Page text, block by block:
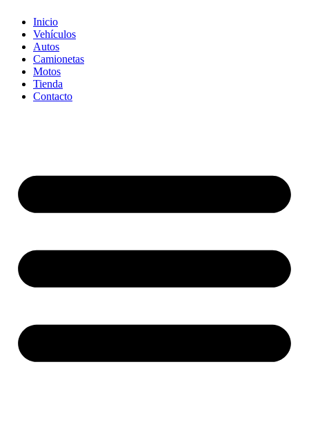
Inicio
Vehículos
Autos
Camionetas
Motos
Tienda
Contacto